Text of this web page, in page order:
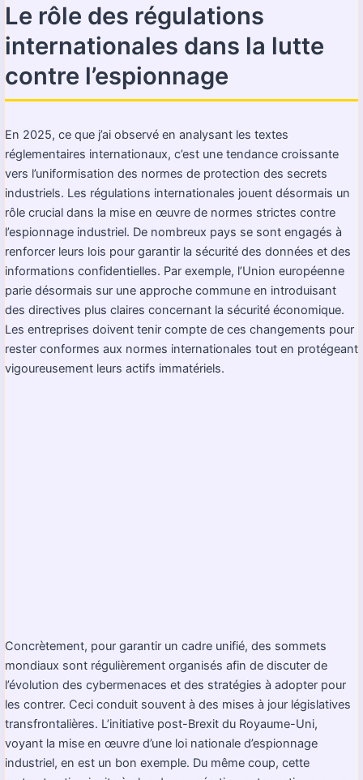
Le rôle des régulations
internationales dans la lutte
contre l’espionnage
En 2025, ce que j’ai observé en analysant les textes
réglementaires internationaux, c’est une tendance croissante
vers l’uniformisation des normes de protection des secrets
industriels. Les régulations internationales jouent désormais un
rôle crucial dans la mise en œuvre de normes strictes contre
l’espionnage industriel. De nombreux pays se sont engagés à
renforcer leurs lois pour garantir la sécurité des données et des
informations confidentielles. Par exemple, l’Union européenne
parie désormais sur une approche commune en introduisant
des directives plus claires concernant la sécurité économique.
Les entreprises doivent tenir compte de ces changements pour
rester conformes aux normes internationales tout en protégeant
vigoureusement leurs actifs immatériels.
Concrètement, pour garantir un cadre unifié, des sommets
mondiaux sont régulièrement organisés afin de discuter de
l’évolution des cybermenaces et des stratégies à adopter pour
les contrer. Ceci conduit souvent à des mises à jour législatives
transfrontalières. L’initiative post-Brexit du Royaume-Uni,
voyant la mise en œuvre d’une loi nationale d’espionnage
industriel, en est un bon exemple. Du même coup, cette